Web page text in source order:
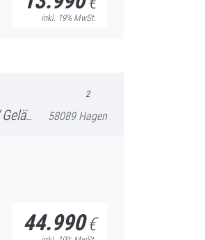
inkl. 19% MwSt.
2
58089 Hagen
44.990 €